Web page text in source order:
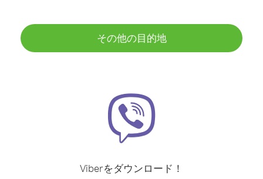
その他の目的地
Viberをダウンロード！